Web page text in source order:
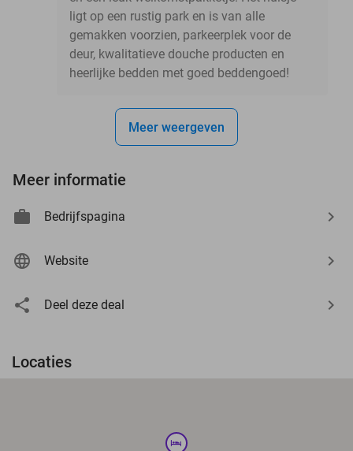
ligt op een rustig park en is van alle
gemakken voorzien, parkeerplek voor de
deur, kwalitatieve douche producten en
heerlijke bedden met goed beddengoed!
Meer weergeven
Meer informatie
Bedrijfspagina
Website
Deel deze deal
Locaties
hotel